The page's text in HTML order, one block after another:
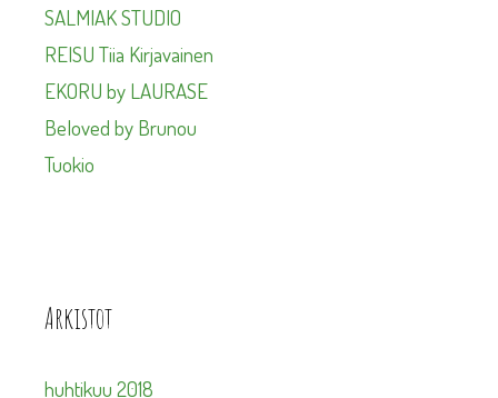
SALMIAK STUDIO
REISU Tiia Kirjavainen
EKORU by LAURASE
Beloved by Brunou
Tuokio
Arkistot
huhtikuu 2018